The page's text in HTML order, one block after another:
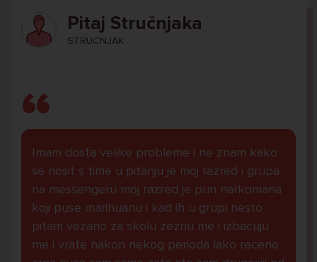
Pitaj Stručnjaka
STRUCNJAK
Imam dosta velike probleme i ne znam kako
se nosit s time u pitanju je moj razred i grupa
na messengeru moj razred je pun narkomana
koji puse marihuanu i kad ih u grupi nesto
pitam vezano za skolu zeznu me i izbacuju
me i vrate nakon nekog perioda lako receno